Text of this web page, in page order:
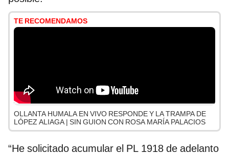
TE RECOMENDAMOS
OLLANTA HUMALA EN VIVO RESPONDE Y LA TRAMPA DE
LÓPEZ ALIAGA | SIN GUION CON ROSA MARÍA PALACIOS
“He solicitado acumular el PL 1918 de adelanto